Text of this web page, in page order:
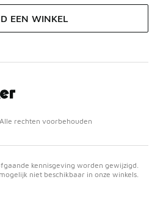
EEN WINKEL
rechten voorbehouden
kennisgeving worden gewijzigd.
niet beschikbaar in onze winkels.